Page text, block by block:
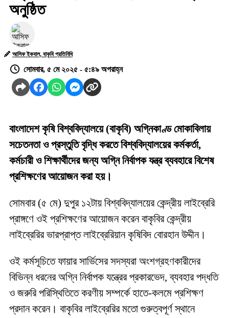
অনুষ্ঠিত
আসিফ ইকবাল, বাকৃবি প্রতিনিধি
সোমবার, ৫ মে ২০২৫ - ৫:৪৯ অপরাহ্ন
বাংলাদেশ কৃষি বিশ্ববিদ্যালয়ে (বাকৃবি) অগ্নিকাণ্ড মোকাবিলায়
সচেতনতা ও প্রস্তুতি বৃদ্ধি করতে বিশ্ববিদ্যালয়ের কর্মকর্তা,
কর্মচারী ও শিক্ষার্থীদের জন্য অগ্নি নির্বাপক যন্ত্র ব্যবহারে বিশেষ
প্রশিক্ষণের আয়োজন করা হয়।
সোমবার (৫ মে) দুপুর ১২টায় বিশ্ববিদ্যালয়ের কেন্দ্রীয় লাইব্রেরি
প্রাঙ্গণে ওই প্রশিক্ষণের আয়োজন করেন বাকৃবির কেন্দ্রীয়
লাইব্রেরির ভারপ্রাপ্ত লাইব্রেরিয়ান কৃষিবিদ বোরহান উদ্দীন।
ওই কর্মসূচিতে ফায়ার সার্ভিসের সদস্যরা অংশগ্রহণকারীদের
বিভিন্ন ধরনের অগ্নি নির্বাপক যন্ত্রের প্রকারভেদ, ব্যবহার পদ্ধতি
ও জরুরি পরিস্থিতিতে করণীয় সম্পর্কে হাতে-কলমে প্রশিক্ষণ
প্রদান করেন। বাকৃবির লাইব্রেরির মতো গুরুত্বপূর্ণ স্থানে